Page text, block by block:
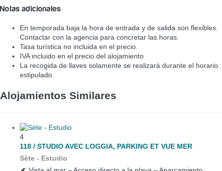
Notas adicionales
En temporada baja la hora de entrada y de salida son flexibles.
Contactar con la agencia para concretar las horas.
Tasa turística no incluida en el precio.
IVA incluido en el precio del alojamiento
La recogida de llaves solamente se realizará durante el horario
estipulado.
Alojamientos Similares
4
118 / STUDIO AVEC LOGGIA, PARKING ET VUE MER
Sète - Estudio